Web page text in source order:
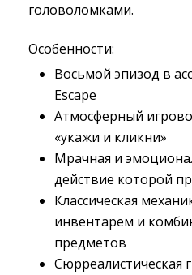
головоломками.
Особенности:
Восьмой эпизод в
Escape
Атмосферный
«укажи и кликни»
Мрачная и
действие которой
Классическая
инвентарем и
предметов
Сюрреалистическая